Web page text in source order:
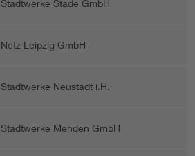
Stadtwerke Stade GmbH
Netz Leipzig GmbH
Stadtwerke Neustadt i.H.
Stadtwerke Menden GmbH